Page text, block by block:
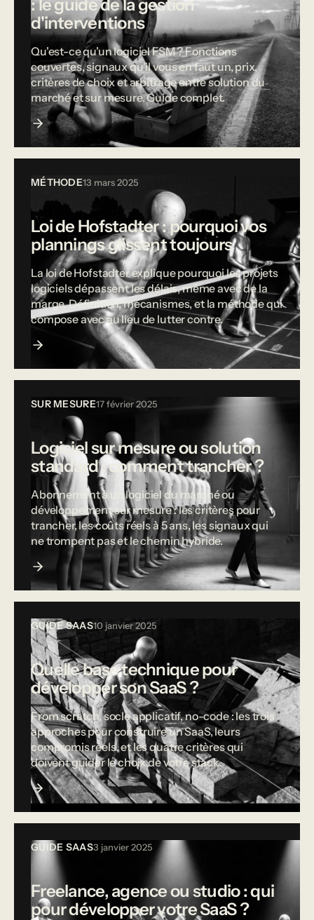
: le guide de la gestion
d'interventions
Qu'est-ce qu'un logiciel FSM ? Fonctions
couvertes, signaux qu'il vous en faut un, prix,
critères de choix et arbitrage entre solution du
marché et sur mesure. Guide complet.
MÉTHODE13 mars 2025
Loi de Hofstadter : pourquoi vos
plannings glissent toujours
La loi de Hofstadter explique pourquoi les projets
logiciels dépassent les délais, même avec de la
marge. Définition, mécanismes, et la méthode qui
compose avec au lieu de lutter contre.
SUR MESURE17 février 2025
Logiciel sur mesure ou solution
standard : comment trancher ?
Abonnement à un logiciel du marché ou
développement sur mesure : les critères pour
trancher, les coûts réels à 5 ans, les signaux qui
ne trompent pas et le chemin hybride.
GUIDE SAAS10 janvier 2025
Quelle base technique pour
développer son SaaS ?
From scratch, socle applicatif, no-code : les trois
approches pour construire un SaaS, leurs
compromis réels, et les quatre critères qui
doivent guider le choix de votre stack.
GUIDE SAAS3 janvier 2025
Freelance, agence ou studio : qui
pour développer votre SaaS ?